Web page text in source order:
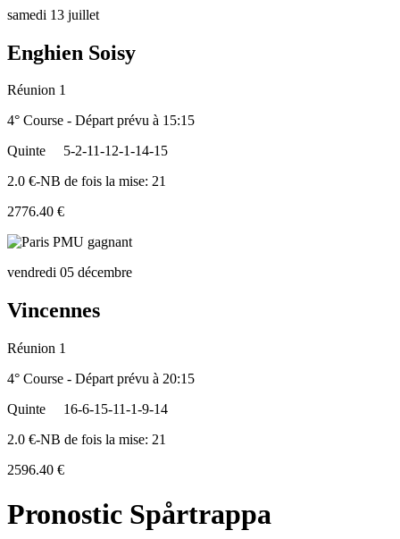
samedi 13 juillet
Enghien Soisy
Réunion 1
4° Course - Départ prévu à 15:15
Quinte
5-2-11-12-1-14-15
2.0 €-NB de fois la mise: 21
2776.40 €
vendredi 05 décembre
Vincennes
Réunion 1
4° Course - Départ prévu à 20:15
Quinte
16-6-15-11-1-9-14
2.0 €-NB de fois la mise: 21
2596.40 €
Pronostic Spårtrappa